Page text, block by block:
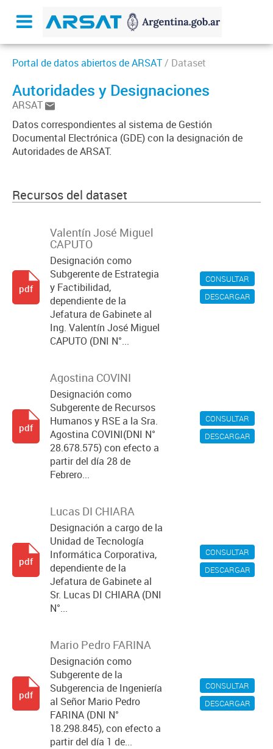
Portal de datos abiertos de ARSAT/ Dataset
Autoridades y Designaciones
ARSAT
Datos correspondientes al sistema de Gestión
Documental Electrónica (GDE) con la designación de
Autoridades de ARSAT.
Recursos del dataset
CONSULTAR
DESCARGAR
Valentín José Miguel
CAPUTO
Designación como
Subgerente de Estrategia
y Factibilidad,
dependiente de la
Jefatura de Gabinete al
Ing. Valentín José Miguel
CAPUTO (DNI N°...
pdf
CONSULTAR
DESCARGAR
Agostina COVINI
Designación como
Subgerente de Recursos
Humanos y RSE a la Sra.
Agostina COVINI(DNI N°
28.678.575) con efecto a
partir del día 28 de
Febrero...
pdf
CONSULTAR
DESCARGAR
Lucas DI CHIARA
Designación a cargo de la
Unidad de Tecnología
Informática Corporativa,
dependiente de la
Jefatura de Gabinete al
Sr. Lucas DI CHIARA (DNI
N°...
pdf
CONSULTAR
DESCARGAR
Mario Pedro FARINA
Designación como
Subgerente de la
Subgerencia de Ingeniería
al Señor Mario Pedro
FARINA (DNI N°
18.298.845), con efecto a
partir del día 1 de...
pdf